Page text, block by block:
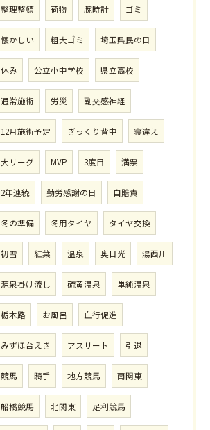
整理整頓 荷物 腕時計 ゴミ
懐かしい 粗大ゴミ 埼玉県民の日
休み 公立小中学校 県立高校
通常施術 労災 副交感神経
12月施術予定 ぎっくり背中 寝違え
大リーグ MVP 3度目 満票
2年連続 勤労感謝の日 自賠責
冬の準備 冬用タイヤ タイヤ交換
初雪 紅葉 温泉 奥日光 湯西川
源泉掛け流し 硫黄温泉 単純温泉
栃木路 お風呂 血行促進
みずほ台えき アスリート 引退
競馬 騎手 地方競馬 南関東
船橋競馬 北関東 足利競馬